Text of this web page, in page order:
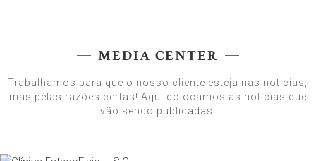
MEDIA CENTER
Trabalhamos para que o nosso cliente esteja nas noticias,
mas pelas razões certas! Aqui colocamos as notícias que
vão sendo publicadas.